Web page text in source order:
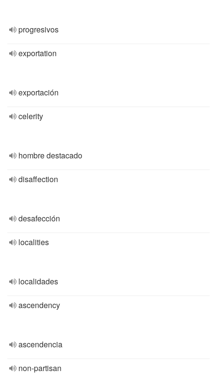
progresivos
exportation
exportación
celerity
hombre destacado
disaffection
desafección
localities
localidades
ascendency
ascendencia
non-partisan